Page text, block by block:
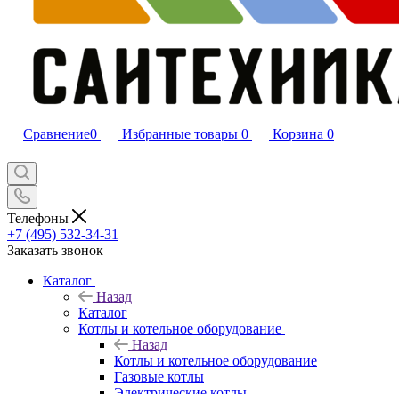
Сравнение0 Избранные товары 0 Корзина 0
Телефоны
+7 (495) 532‑34‑31
Заказать звонок
Каталог
Назад
Каталог
Котлы и котельное оборудование
Назад
Котлы и котельное оборудование
Газовые котлы